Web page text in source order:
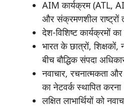
AIM कार्यक्रम (ATL,
और संक्रमणशील राष्ट्रों
देश-विशिष्ट कार्यक्रमों का
भारत के छात्रों, शिक्षकों,
बीच बौद्धिक संपदा
नवाचार, रचनात्मकता और
का नेटवर्क स्थापित करना
लक्षित लाभार्थियों को